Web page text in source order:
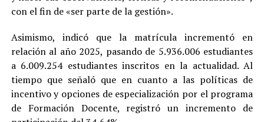
con el fin de «ser parte de la gestión».
Asimismo, indicó que la matrícula incrementó en
relación al año 2025, pasando de 5.936.006 estudiantes
a 6.009.254 estudiantes inscritos en la actualidad. Al
tiempo que señaló que en cuanto a las políticas de
incentivo y opciones de especialización por el programa
de Formación Docente, registró un incremento de